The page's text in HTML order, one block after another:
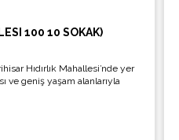
100 10 SOKAK)
Hıdırlık Mahallesi’nde yer
ve geniş yaşam alanlarıyla
seçeneğidir.